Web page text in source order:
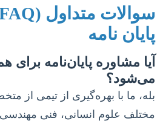
پایان نامه
آیا مشاوره پایان‌نامه برای
می‌شود؟
بله، ما با بهره‌گیری از تیمی از
مختلف علوم انسانی، فنی